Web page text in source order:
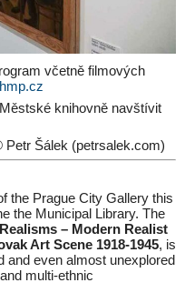
včetně filmových
knihovně navštívit
Šálek (petrsalek.com)
the Prague City Gallery this
the Municipal Library. The
– Modern Realist
Art Scene 1918-1945, is
and even almost unexplored
multi-ethnic